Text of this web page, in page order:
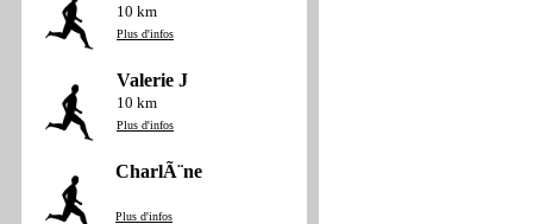
10 km
Plus d'infos
Valerie J
10 km
Plus d'infos
CharlÃ¨ne
Plus d'infos